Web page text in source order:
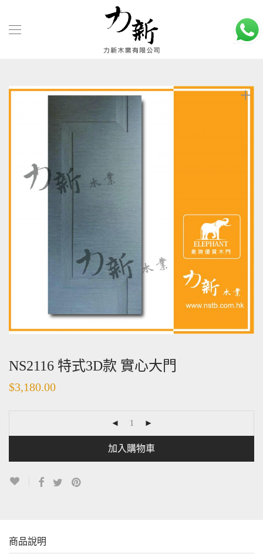
NS2116 特式3D款 實心大門
$3,180.00
加入購物車
商品說明